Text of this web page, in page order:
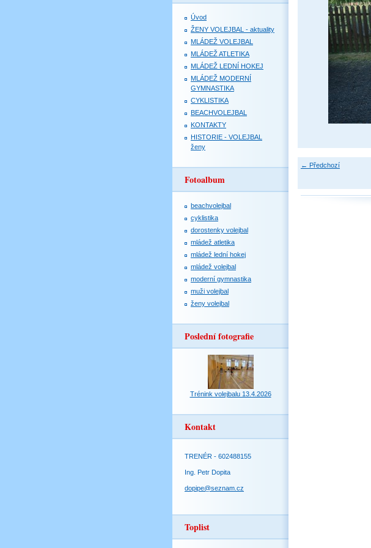
← Předchozí
Úvod
ŽENY VOLEJBAL - aktuality
MLÁDEŽ VOLEJBAL
MLÁDEŽ ATLETIKA
MLÁDEŽ LEDNÍ HOKEJ
MLÁDEŽ MODERNÍ
GYMNASTIKA
CYKLISTIKA
BEACHVOLEJBAL
KONTAKTY
HISTORIE - VOLEJBAL
ženy
Fotoalbum
beachvolejbal
cyklistika
dorostenky volejbal
mládež atletika
mládež lední hokej
mládež volejbal
moderní gymnastika
muži volejbal
ženy volejbal
Poslední fotografie
Trénink volejbalu 13.4.2026
Kontakt
TRENÉR - 602488155
Ing. Petr Dopita
dopipe@seznam.cz
Toplist